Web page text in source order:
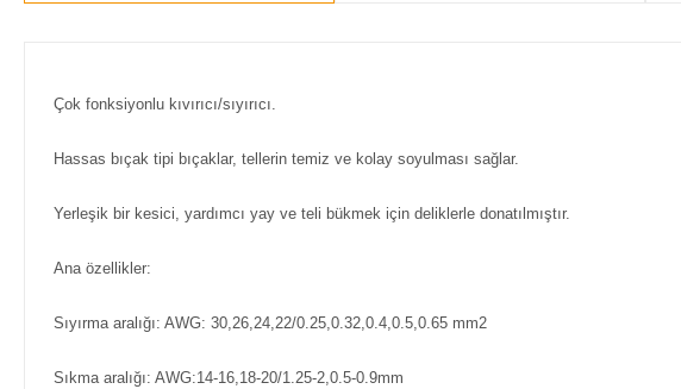
Çok fonksiyonlu kıvırıcı/sıyırıcı.
Hassas bıçak tipi bıçaklar, tellerin temiz ve kolay soyulması sağlar.
Yerleşik bir kesici, yardımcı yay ve teli bükmek için deliklerle donatılmıştır.
Ana özellikler:
Sıyırma aralığı: AWG: 30,26,24,22/0.25,0.32,0.4,0.5,0.65 mm2
Sıkma aralığı: AWG:14-16,18-20/1.25-2,0.5-0.9mm